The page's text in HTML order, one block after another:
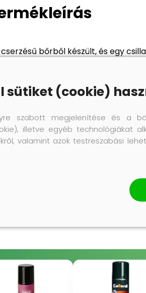
bőrből készült, és egy
a lábat. Így garantált a
értékelés
sütiket (cookie)
szabott megjelenítése és a
illetve egyéb technológiákat
valamint azok testreszabási